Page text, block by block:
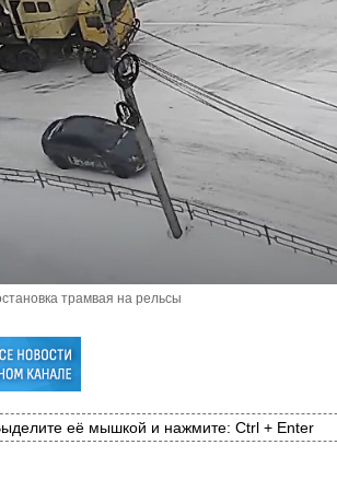
трамвая на рельсы
её мышкой и нажмите: Ctrl + Enter